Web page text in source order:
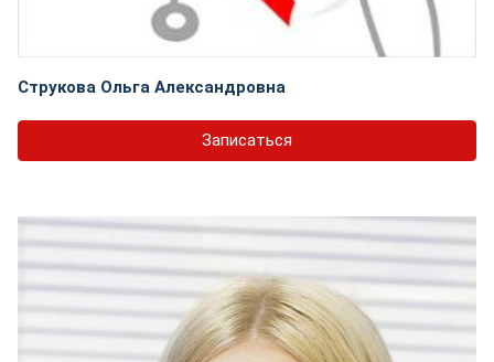
Струкова Ольга Александровна
Записаться